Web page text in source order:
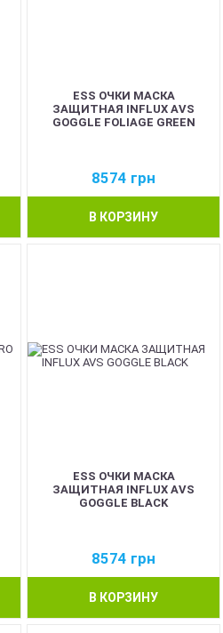
ESS ОЧКИ МАСКА
ЗАЩИТНАЯ INFLUX AVS
GOGGLE FOLIAGE GREEN
8574 грн
В КОРЗИНУ
ESS ОЧКИ МАСКА
ЗАЩИТНАЯ INFLUX AVS
GOGGLE BLACK
8574 грн
В КОРЗИНУ